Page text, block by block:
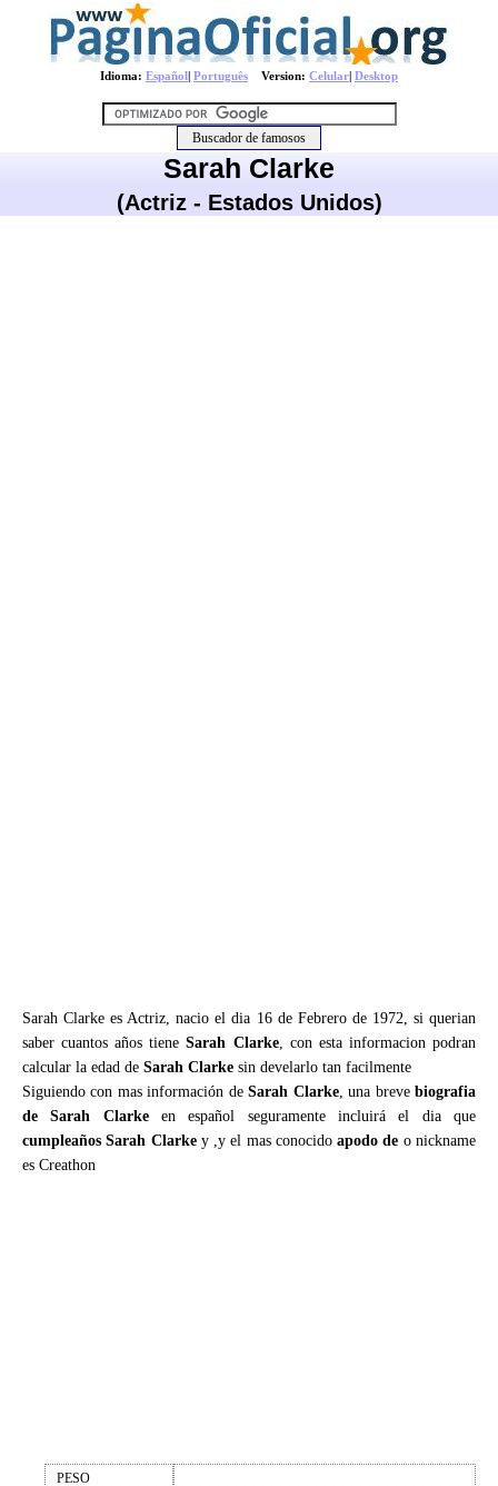
Idioma: Español| Português Version: Celular| Desktop
Sarah Clarke
(Actriz - Estados Unidos)
Sarah Clarke es Actriz, nacio el dia 16 de Febrero de 1972, si querian
saber cuantos años tieneSarah Clarke, con esta informacion podran
calcular la edad de Sarah Clarke sin develarlo tan facilmente
Siguiendo con mas información deSarah Clarke, una brevebiografia
de Sarah Clarkeen español seguramente incluirá el dia que
cumpleaños Sarah Clarkey ,y el mas conocidoapodo de o nickname
es Creathon
PESO